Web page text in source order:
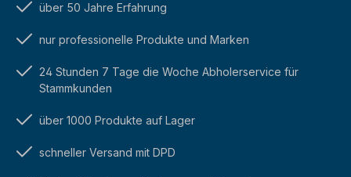
über 50 Jahre Erfahrung
nur professionelle Produkte und Marken
24 Stunden 7 Tage die Woche Abholerservice für
Stammkunden
über 1000 Produkte auf Lager
schneller Versand mit DPD